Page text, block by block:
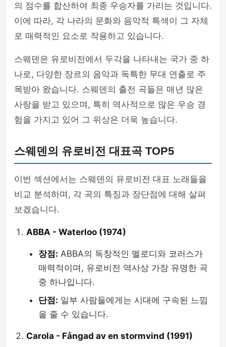
의 점수를 합산하여 최종 우승자를 가리는 것입니다.
이에 따라, 각 나라의 문화와 음악적 특색이 그 자체
로 매력적인 요소로 작용하고 있습니다.
스웨덴은 유로비전에서 두각을 나타내는 국가 중 하
나로, 다양한 장르의 음악과 독특한 무대 연출로 주
목받아 왔습니다. 스웨덴의 출전 곡들은 매년 많은
사랑을 받고 있으며, 특히 역사적으로 많은 우승 경
험을 가지고 있어 그 위상은 더욱 높습니다.
스웨덴의 유로비전 대표곡 TOP5
이번 섹션에서는 스웨덴의 유로비전 대표 노래들을
비교 분석하며, 각 곡의 특징과 장단점에 대해 살펴
보겠습니다.
ABBA - Waterloo (1974)
장점: ABBA의 독창적인 멜로디와 코러스가
매력적이며, 유로비전 역사상 가장 유명한 곡
중 하나입니다.
단점: 일부 사람들에게는 시대에 구속된 느낌
을 줄 수 있습니다.
Carola - Fångad av en stormvind (1991)